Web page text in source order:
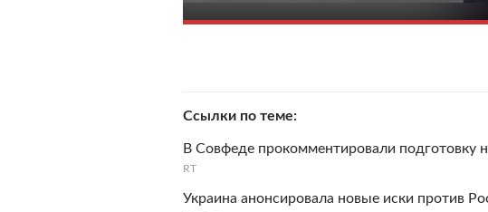
Ссылки по теме
В Совфеде прокомментировали подготовку
RT
Украина анонсировала новые иски против